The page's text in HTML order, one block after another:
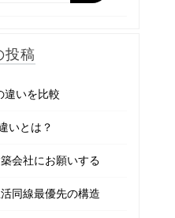
投稿
違いを比較
いとは？
会社にお願いする
同線最優先の構造